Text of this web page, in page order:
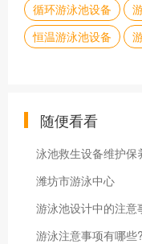
循环游泳池设备
恒温游泳池设备
随便看看
泳池救生设备维护保
潍坊市游泳中心
游泳池设计中的注意
游泳注意事项有哪些?